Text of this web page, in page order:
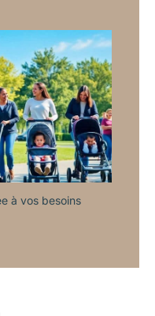
à vos besoins